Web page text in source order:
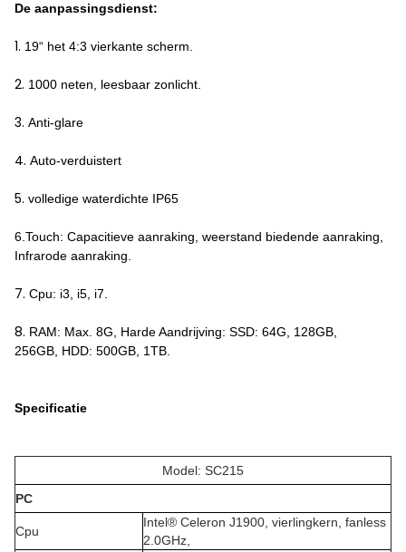
De aanpassingsdienst:
1. 19“ het 4:3 vierkante scherm.
2. 1000 neten, leesbaar zonlicht.
3. Anti-glare
4. Auto-verduistert
5. volledige waterdichte IP65
6.Touch: Capacitieve aanraking, weerstand biedende aanraking,
Infrarode aanraking.
7. Cpu: i3, i5, i7.
8. RAM: Max. 8G, Harde Aandrijving: SSD: 64G, 128GB,
256GB, HDD: 500GB, 1TB.
Specificatie
Model: SC215
PC
Cpu
Intel® Celeron J1900, vierlingkern, fanless
2.0GHz,